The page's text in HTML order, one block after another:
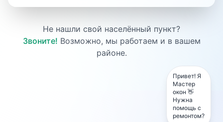
Не нашли свой населённый пункт?
Звоните! Возможно, мы работаем и в вашем
районе.
Привет! Я
Мастер
окон 👋
Нужна
помощь с
ремонтом?